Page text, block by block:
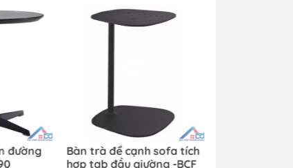
Bàn trà hình tròn đường
kính 80cm -BCF 90
Bàn trà để cạnh sofa
hợp tab đầu giường -